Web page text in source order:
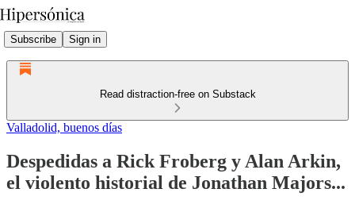
Subscribe Sign in
Read distraction-free on Substack
Valladolid, buenos días
Despedidas a Rick Froberg y Alan Arkin,
el violento historial de Jonathan Majors...